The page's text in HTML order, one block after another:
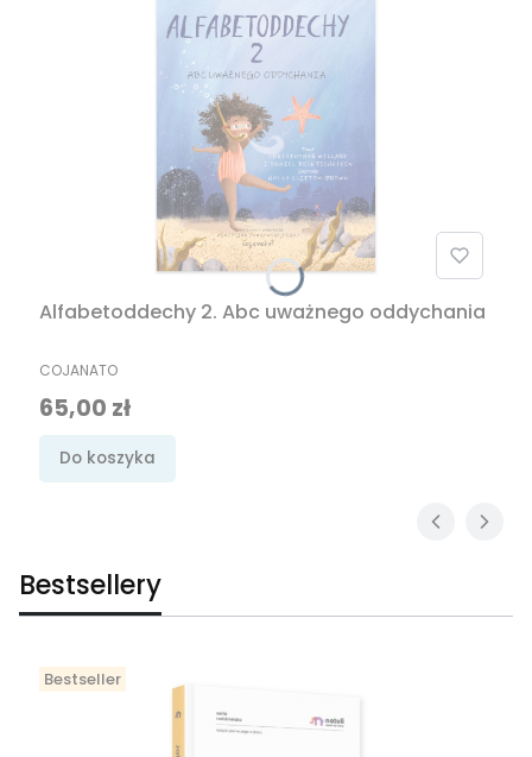
Alfabetoddechy 2. Abc uważnego oddychania
PRODUCENT
COJANATO
Cena
65,00 zł
Do koszyka
Bestsellery
Bestseller